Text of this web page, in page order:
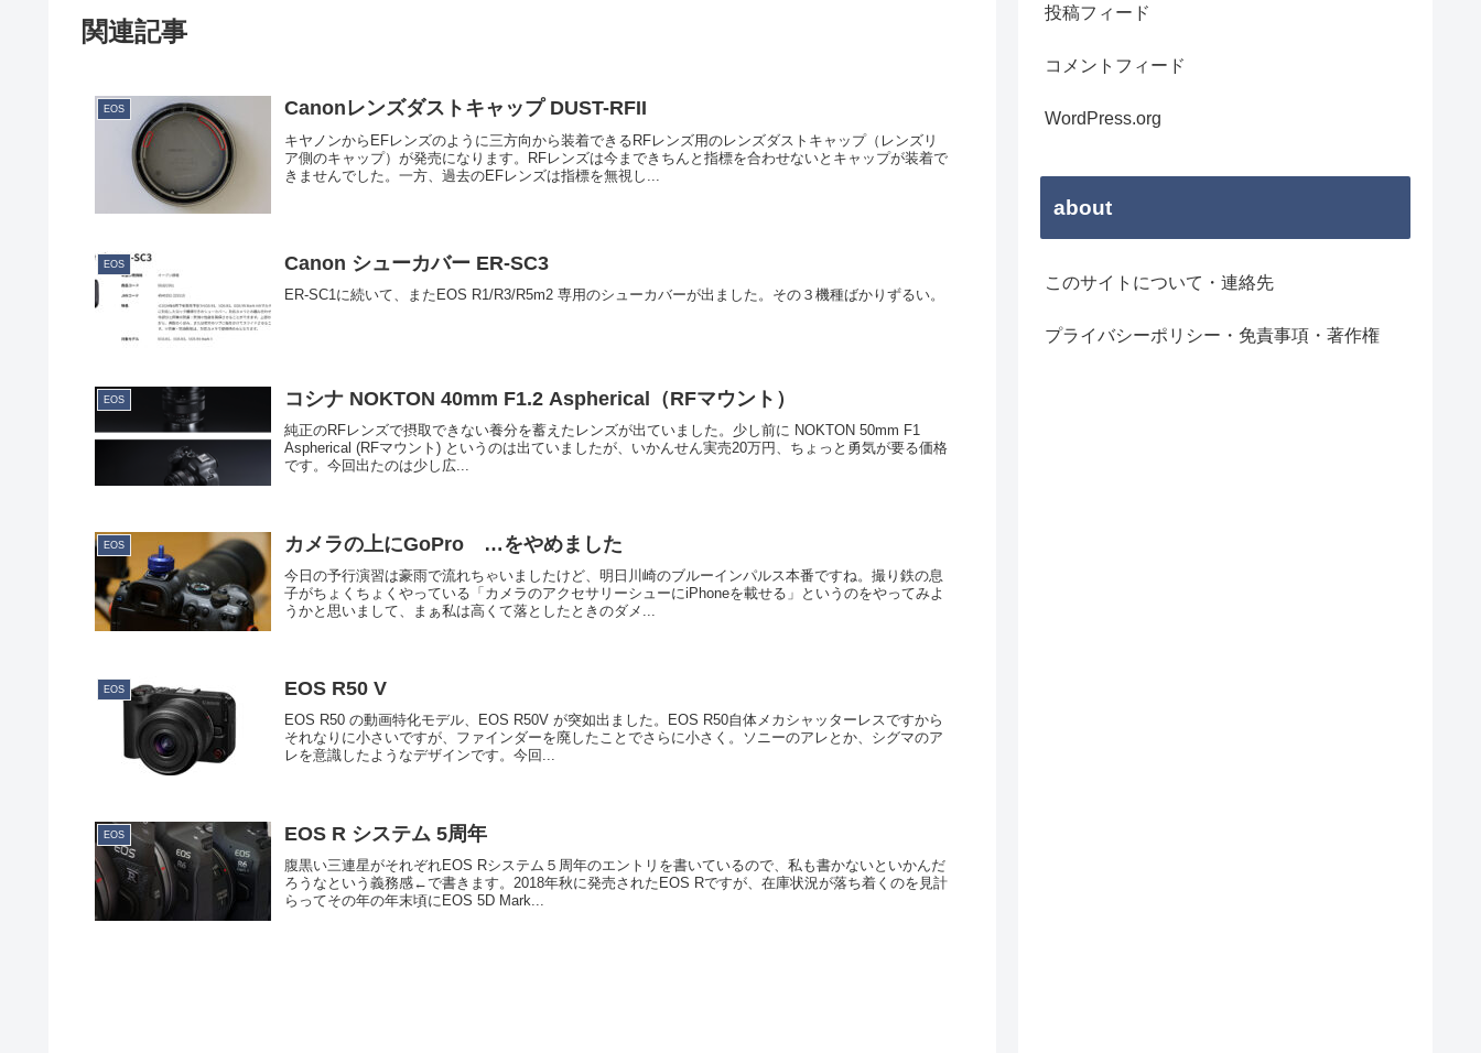
関連記事
EOS Canonレンズダストキャップ DUST-RFII
キヤノンからEFレンズのように三方向から装着できるRFレンズ用のレンズダストキャップ（レンズリ
ア側のキャップ）が発売になります。RFレンズは今まできちんと指標を合わせないとキャップが装着で
きませんでした。一方、過去のEFレンズは指標を無視し...
EOS Canon シューカバー ER-SC3
ER-SC1に続いて、またEOS R1/R3/R5m2 専用のシューカバーが出ました。その３機種ばかりずるい。
EOS コシナ NOKTON 40mm F1.2 Aspherical（RFマウント）
純正のRFレンズで摂取できない養分を蓄えたレンズが出ていました。少し前に NOKTON 50mm F1
Aspherical (RFマウント) というのは出ていましたが、いかんせん実売20万円、ちょっと勇気が要る価格
です。今回出たのは少し広...
EOS カメラの上にGoPro …をやめました
今日の予行演習は豪雨で流れちゃいましたけど、明日川崎のブルーインパルス本番ですね。撮り鉄の息
子がちょくちょくやっている「カメラのアクセサリーシューにiPhoneを載せる」というのをやってみよ
うかと思いまして、まぁ私は高くて落としたときのダメ...
EOS EOS R50 V
EOS R50 の動画特化モデル、EOS R50V が突如出ました。EOS R50自体メカシャッターレスですから
それなりに小さいですが、ファインダーを廃したことでさらに小さく。ソニーのアレとか、シグマのア
レを意識したようなデザインです。今回...
EOS EOS R システム 5周年
腹黒い三連星がそれぞれEOS Rシステム５周年のエントリを書いているので、私も書かないといかんだ
ろうなという義務感←で書きます。2018年秋に発売されたEOS Rですが、在庫状況が落ち着くのを見計
らってその年の年末頃にEOS 5D Mark...
投稿フィード
コメントフィード
WordPress.org
about
このサイトについて・連絡先
プライバシーポリシー・免責事項・著作権